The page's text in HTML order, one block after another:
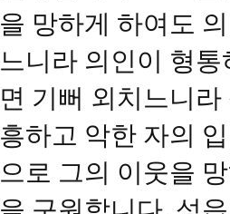
을 망하게 하여도
느니라 의인이 형
면 기뻐 외치느니
흥하고 악한 자의
으로 그의 이웃을